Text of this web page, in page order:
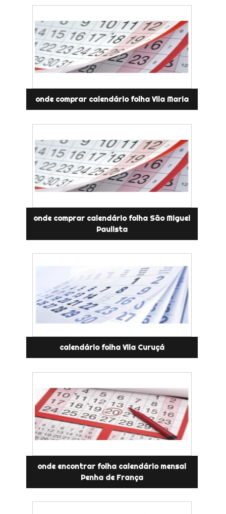
onde comprar calendário folha Vila Maria
onde comprar calendário folha São Miguel
Paulista
calendário folha Vila Curuçá
onde encontrar folha calendário mensal
Penha de França